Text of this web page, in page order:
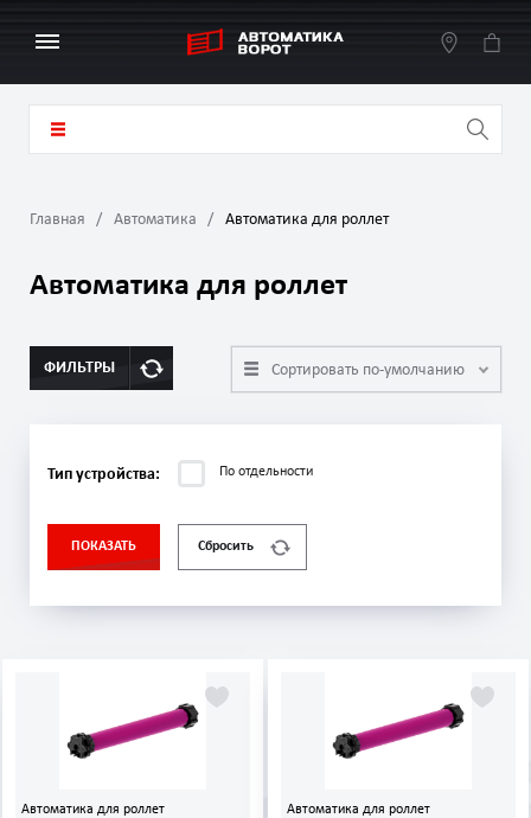
Главная Автоматика Автоматика для роллет
Автоматика для роллет
ФИЛЬТРЫ Сортировать по-умолчанию
Тип устройства: По отдельности
ПОКАЗАТЬ Сбросить
Автоматика для роллет Автоматика для роллет